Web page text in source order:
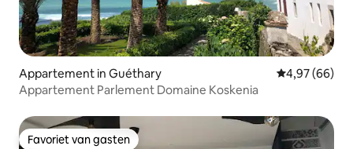
Appartement in Guéthary Gemiddelde
4,97 (66)
Appartement Parlement Domaine Koskenia
Favoriet van gasten